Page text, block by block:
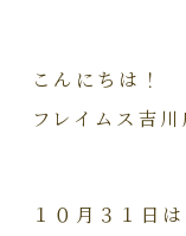
こんにちは！
フレイムス吉
１０月３１日